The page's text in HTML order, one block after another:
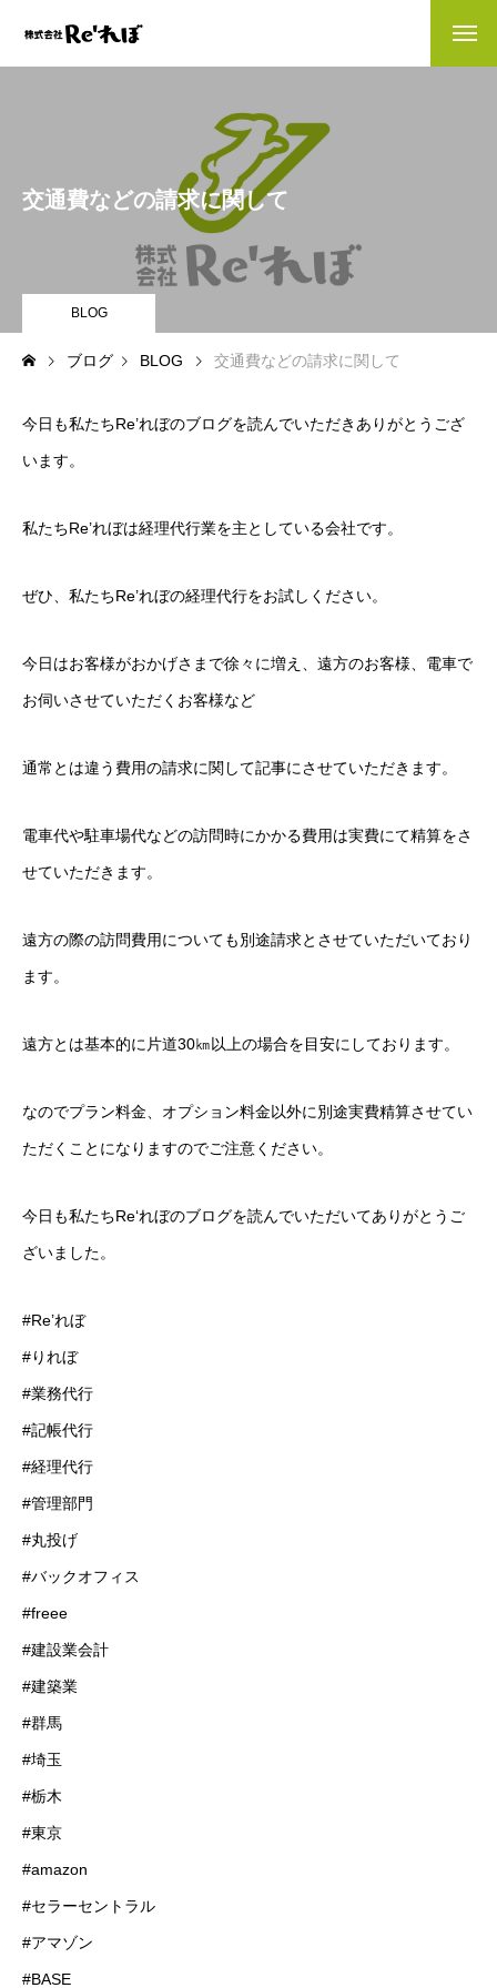
お客様の声
経理人材をお探しの方へ
業務内容 contents
経営サポーター（認定支援機関業務）
資金調達・補助金サポート
お問合せ
交通費などの請求に関して
BLOG
ブログ BLOG 交通費などの請求に関して
今日も私たちRe’れぼのブログを読んでいただきありがとうござ
います。
私たちRe’れぼは経理代行業を主としている会社です。
ぜひ、私たちRe’れぼの経理代行をお試しください。
今日はお客様がおかげさまで徐々に増え、遠方のお客様、電車で
お伺いさせていただくお客様など
通常とは違う費用の請求に関して記事にさせていただきます。
電車代や駐車場代などの訪問時にかかる費用は実費にて精算をさ
せていただきます。
遠方の際の訪問費用についても別途請求とさせていただいており
ます。
遠方とは基本的に片道30㎞以上の場合を目安にしております。
なのでプラン料金、オプション料金以外に別途実費精算させてい
ただくことになりますのでご注意ください。
今日も私たちRe‘れぼのブログを読んでいただいてありがとうご
ざいました。
#Re’れぼ
#りれぼ
#業務代行
#記帳代行
#経理代行
#管理部門
#丸投げ
#バックオフィス
#freee
#建設業会計
#建築業
#群馬
#埼玉
#栃木
#東京
#amazon
#セラーセントラル
#アマゾン
#BASE